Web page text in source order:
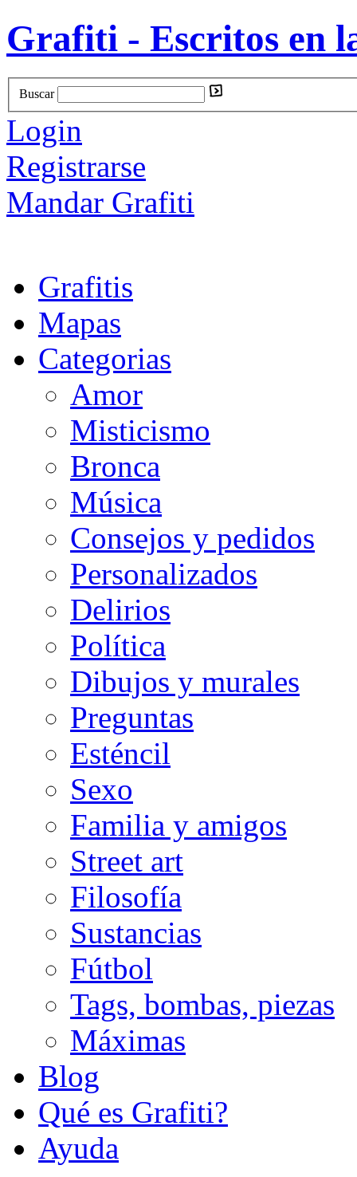
Grafiti - Escritos en
Buscar
Login
Registrarse
Mandar Grafiti
Grafitis
Mapas
Categorias
Amor
Misticismo
Bronca
Música
Consejos y pedidos
Personalizados
Delirios
Política
Dibujos y murales
Preguntas
Esténcil
Sexo
Familia y amigos
Street art
Filosofía
Sustancias
Fútbol
Tags, bombas, piezas
Máximas
Blog
Qué es Grafiti?
Ayuda